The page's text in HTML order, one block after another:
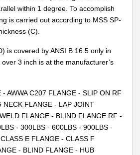
within 1 degree. To accomplish
is carried out according to MSS SP-
(C).
is covered by ANSI B 16.5 only in
3 inch is at the manufacturer’s
AWWA C207 FLANGE - SLIP ON RF
NECK FLANGE - LAP JOINT
FLANGE - BLIND FLANGE RF -
- 300LBS - 600LBS - 900LBS -
E FLANGE - CLASS F
- BLIND FLANGE - HUB